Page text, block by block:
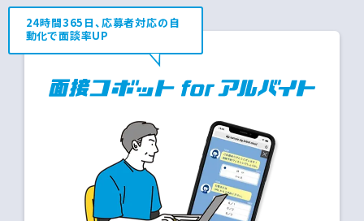
24時間365日、応募者対応の自
動化で面談率UP